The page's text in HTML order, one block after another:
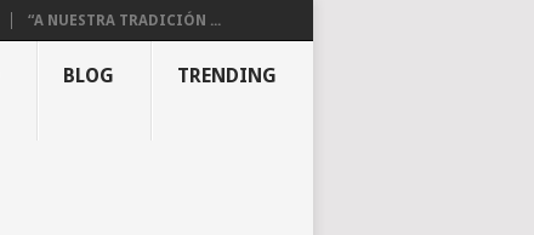
“A NUESTRA TRADICIÓN ...
BLOG TRENDING